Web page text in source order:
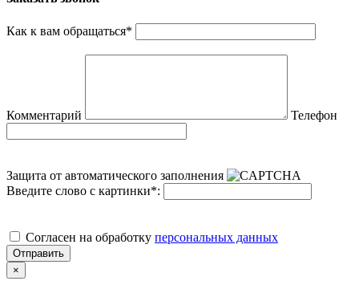
Как к вам обращаться*
Комментарий Телефон
Защита от автоматического заполнения
Введите слово с картинки*:
Cогласен на обработку персональных данных
Отправить
×